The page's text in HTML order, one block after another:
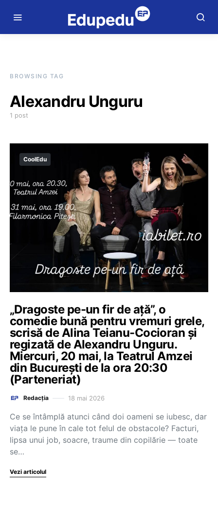
BROWSING TAG
Alexandru Unguru
1 post
CoolEdu
„Dragoste pe-un fir de ață”, o
comedie bună pentru vremuri grele,
scrisă de Alina Teianu-Cocioran și
regizată de Alexandru Unguru.
Miercuri, 20 mai, la Teatrul Amzei
din București de la ora 20:30
(Parteneriat)
Redacția 18 mai 2026
Ce se întâmplă atunci când doi oameni se iubesc, dar
viața le pune în cale tot felul de obstacole? Facturi,
lipsa unui job, soacre, traume din copilărie — toate
se…
Vezi articolul